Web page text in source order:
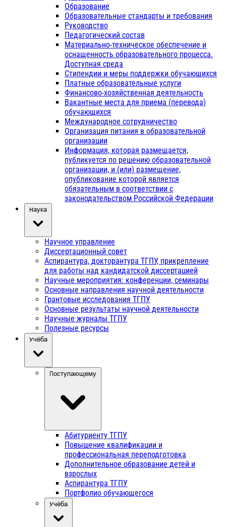
Образование
Образовательные стандарты и требования
Руководство
Педагогический состав
Материально-техническое обеспечение и
оснащенность образовательного процесса.
Доступная среда
Стипендии и меры поддержки обучающихся
Платные образовательные услуги
Финансово-хозяйственная деятельность
Вакантные места для приема (перевода)
обучающихся
Международное сотрудничество
Организация питания в образовательной
организации
Информация, которая размещается,
публикуется по решению образовательной
организации, и (или) размещение,
опубликование которой является
обязательным в соответствии с
законодательством Российской Федерации
Наука
Научное управление
Диссертационный совет
Аспирантура, докторантура ТГПУ, прикрепление
для работы над кандидатской диссертацией
Научные мероприятия: конференции, семинары
Основные направления научной деятельности
Грантовые исследования ТГПУ
Основные результаты научной деятельности
Научные журналы ТГПУ
Полезные ресурсы
Учёба
Поступающему
Абитуриенту ТГПУ
Повышение квалификации и
профессиональная переподготовка
Дополнительное образование детей и
взрослых
Аспирантура ТГПУ
Портфолио обучающегося
Учёба